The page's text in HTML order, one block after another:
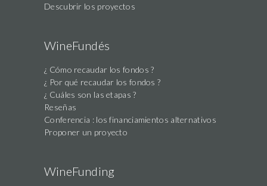
Descubrir los proyectos
WineFundés
¿ Cómo recaudar los fondos ?
¿ Por qué recaudar los fondos ?
¿ Cuáles son las etapas ?
Reseñas
Conferencia : los financiamientos alternativos
Proponer un proyecto
WineFunding